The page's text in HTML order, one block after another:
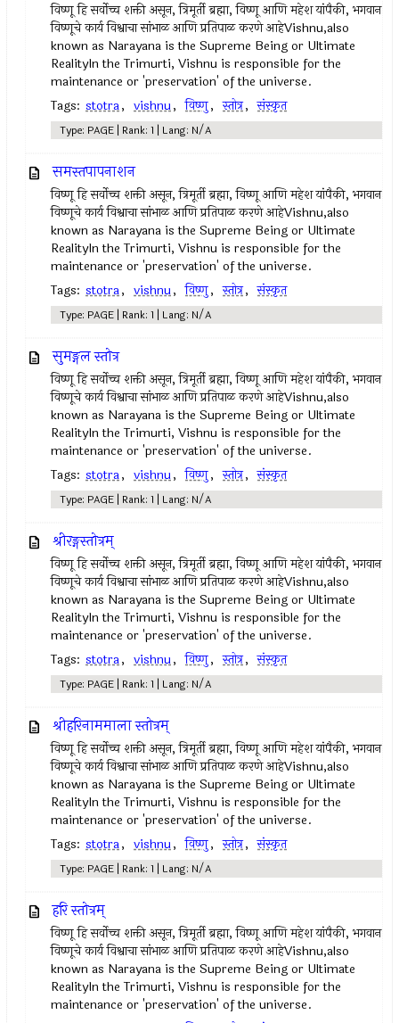
विष्णू हि सर्वोच्च शक्ती असून, त्रिमूर्ती ब्रह्मा, विष्णू आणि महेश यांपैकी, भगवान
विष्णूचे कार्य विश्वाचा सांभाळ आणि प्रतिपाळ करणे आहेVishnu,also
known as Narayana is the Supreme Being or Ultimate
RealityIn the Trimurti, Vishnu is responsible for the
maintenance or 'preservation' of the universe.
Tags: stotra, vishnu, विष्णु, स्तोत्र, संस्कृत
Type: PAGE | Rank: 1 | Lang: N/A
समस्तपापनाशन
विष्णू हि सर्वोच्च शक्ती असून, त्रिमूर्ती ब्रह्मा, विष्णू आणि महेश यांपैकी, भगवान
विष्णूचे कार्य विश्वाचा सांभाळ आणि प्रतिपाळ करणे आहेVishnu,also
known as Narayana is the Supreme Being or Ultimate
RealityIn the Trimurti, Vishnu is responsible for the
maintenance or 'preservation' of the universe.
Tags: stotra, vishnu, विष्णु, स्तोत्र, संस्कृत
Type: PAGE | Rank: 1 | Lang: N/A
सुमङ्गल स्तोत्र
विष्णू हि सर्वोच्च शक्ती असून, त्रिमूर्ती ब्रह्मा, विष्णू आणि महेश यांपैकी, भगवान
विष्णूचे कार्य विश्वाचा सांभाळ आणि प्रतिपाळ करणे आहेVishnu,also
known as Narayana is the Supreme Being or Ultimate
RealityIn the Trimurti, Vishnu is responsible for the
maintenance or 'preservation' of the universe.
Tags: stotra, vishnu, विष्णु, स्तोत्र, संस्कृत
Type: PAGE | Rank: 1 | Lang: N/A
श्रीरङ्गस्तोत्रम्
विष्णू हि सर्वोच्च शक्ती असून, त्रिमूर्ती ब्रह्मा, विष्णू आणि महेश यांपैकी, भगवान
विष्णूचे कार्य विश्वाचा सांभाळ आणि प्रतिपाळ करणे आहेVishnu,also
known as Narayana is the Supreme Being or Ultimate
RealityIn the Trimurti, Vishnu is responsible for the
maintenance or 'preservation' of the universe.
Tags: stotra, vishnu, विष्णु, स्तोत्र, संस्कृत
Type: PAGE | Rank: 1 | Lang: N/A
श्रीहरिनाममाला स्तोत्रम्
विष्णू हि सर्वोच्च शक्ती असून, त्रिमूर्ती ब्रह्मा, विष्णू आणि महेश यांपैकी, भगवान
विष्णूचे कार्य विश्वाचा सांभाळ आणि प्रतिपाळ करणे आहेVishnu,also
known as Narayana is the Supreme Being or Ultimate
RealityIn the Trimurti, Vishnu is responsible for the
maintenance or 'preservation' of the universe.
Tags: stotra, vishnu, विष्णु, स्तोत्र, संस्कृत
Type: PAGE | Rank: 1 | Lang: N/A
हरि स्तोत्रम्
विष्णू हि सर्वोच्च शक्ती असून, त्रिमूर्ती ब्रह्मा, विष्णू आणि महेश यांपैकी, भगवान
विष्णूचे कार्य विश्वाचा सांभाळ आणि प्रतिपाळ करणे आहेVishnu,also
known as Narayana is the Supreme Being or Ultimate
RealityIn the Trimurti, Vishnu is responsible for the
maintenance or 'preservation' of the universe.